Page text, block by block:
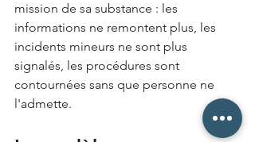
mission de sa substance : les
informations ne remontent plus, les
incidents mineurs ne sont plus
signalés, les procédures sont
contournées sans que personne ne
l'admette.